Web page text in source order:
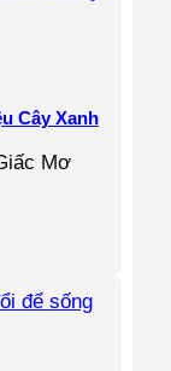
Cây Xanh
Mơ